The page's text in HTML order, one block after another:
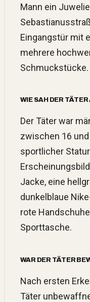
Mann ein
Eingangstür mit
mehrere
Schmuckstücke.
WIE SAH DER TÄTER
Der Täter war männlich, etwa 180 cm groß,
zwischen 16
sportlicher
Jacke, eine
dunkelblaue
rote
Sporttasche.
WAR DER TÄTER
Nach ersten Erkenntnissen der Polizei war der
Täter